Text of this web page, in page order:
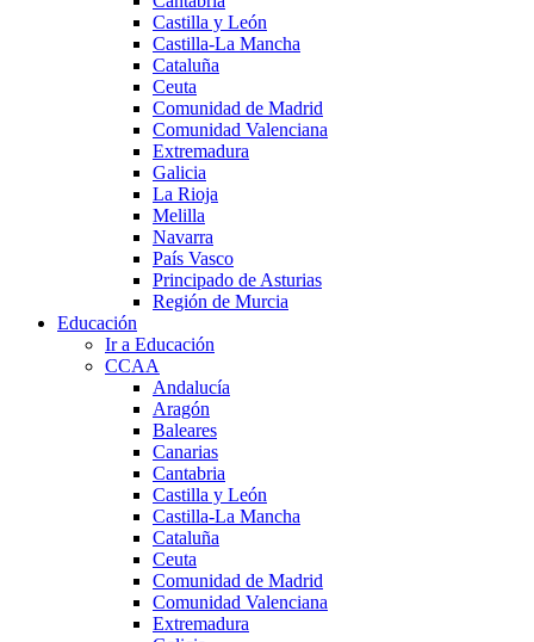
Castilla y León
Castilla-La Mancha
Cataluña
Ceuta
Comunidad de Madrid
Comunidad Valenciana
Extremadura
Galicia
La Rioja
Melilla
Navarra
País Vasco
Principado de Asturias
Región de Murcia
Educación
Ir a Educación
CCAA
Andalucía
Aragón
Baleares
Canarias
Cantabria
Castilla y León
Castilla-La Mancha
Cataluña
Ceuta
Comunidad de Madrid
Comunidad Valenciana
Extremadura